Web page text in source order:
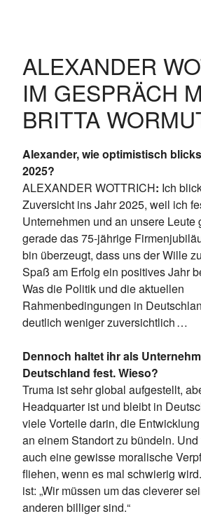
ALEXANDER
IM GESPRÄCH
BRITTA
Alexander, wie optimistisch
2025?
ALEXANDER WOTTRICH: Ich
Zuversicht ins Jahr 2025, weil ich
Unternehmen und an unsere Leute
gerade das 75-jährige
bin überzeugt, dass uns der Wille
Spaß am Erfolg ein positives Jahr
Was die Politik und die aktuellen
Rahmenbedingungen in
deutlich weniger zuversichtlich …
Dennoch haltet ihr als
Deutschland fest. Wieso?
Truma ist sehr global aufgestellt,
Headquarter ist und bleibt in
viele Vorteile darin, die
an einem Standort zu bündeln.
auch eine gewisse moralische
fliehen, wenn es mal schwierig
ist: „Wir müssen um das cleverer
anderen billiger sind.“